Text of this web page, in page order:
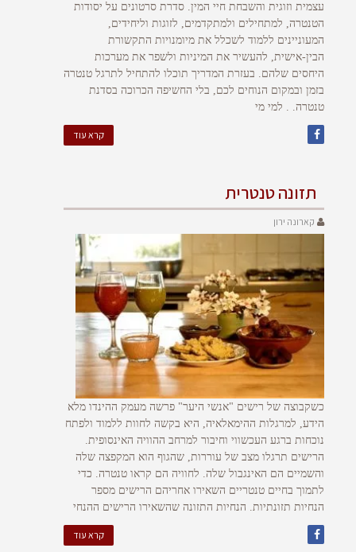
עצמית וזוגית והשבחת חיי המין. סדרת סרטונים על יסודות
הטנטרה, למתחילים ולמתקדמים, לזוגות וליחידים,
המעוניינים ללמוד לשכלל את מיומנויות התקשורת
הבין-אישית, להעשיר את המיניות ולשפר את מערכות
היחסים שלהם. בעזרת המדריך תוכלו להתחיל לתרגל טנטרה
בזמן ובמקום הנוחים לכם, בלי החשיפה הכרוכה בסדנת
טנטרה. . למי מי
קרא עוד
תזונה טנטרית
קארונה ירון
כשקבוצה של רישים "אנשי היער" פרשה מעמק ההינדו מלא
הידע, למרגלות ההימאלאיה, היא בקשה לחוות ללמוד ולפתח
נוכחות ברגע העכשווי וחיבור למרחב ההוויה האינסופית.
הרישים תרגלו מצב של עוררות, שהגוף הוא המקפצה שלה
והשמיים הם האינגבול שלה. לחוויה הם קראו טנטרה. כדי
לתמוך בחיים טנטריים השאירו אחריהם הרישים מספר
הנחיות תזונתיות. הנחיות התזונה שהשאירו הרישים ההנחי
קרא עוד